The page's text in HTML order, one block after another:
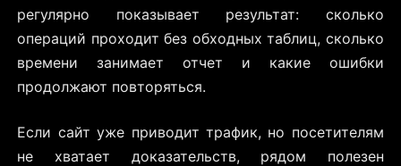
регулярно показывает результат: сколько
операций проходит без обходных таблиц, сколько
времени занимает отчет и какие ошибки
продолжают повторяться.
Если сайт уже приводит трафик, но посетителям
не хватает доказательств, рядом полезен